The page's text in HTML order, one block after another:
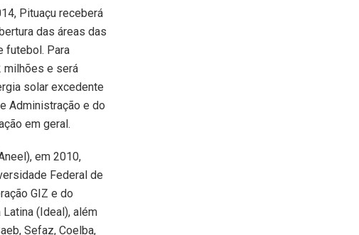
Pituaçu receberá
das áreas das
futebol. Para
milhões e será
solar excedente
Administração e do
em geral.
em 2010,
Federal de
GIZ e do
(Ideal), além
Sefaz, Coelba,